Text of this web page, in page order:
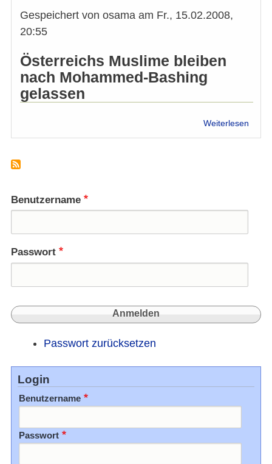
Gespeichert von osama am Fr., 15.02.2008,
20:55
Österreichs Muslime bleiben
nach Mohammed-Bashing
gelassen
Weiterlesen
Benutzername
Passwort
Passwort zurücksetzen
Login
Benutzername
Passwort